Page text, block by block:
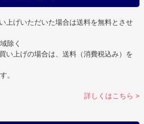
上げいただいた場合は送料を無料とさせ
除く
い上げの場合は、送料（消費税込み）を
。
詳しくはこちら >